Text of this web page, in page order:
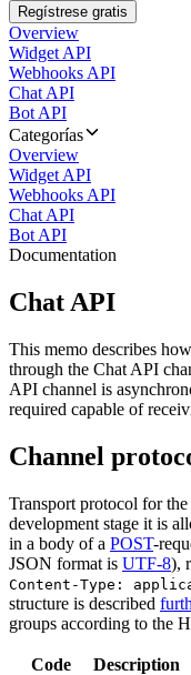
Regístrese gratis
Overview
Widget API
Webhooks API
Chat API
Bot API
Categorías
Overview
Widget API
Webhooks API
Chat API
Bot API
Documentation
Chat API
This memo describes
through the Chat API
API channel is
required capable of
Channel
Transport protocol for
development stage it is
in a body of a POST-
JSON format is UTF-8),
Content-Type:
structure is described
groups according to the
Code Description